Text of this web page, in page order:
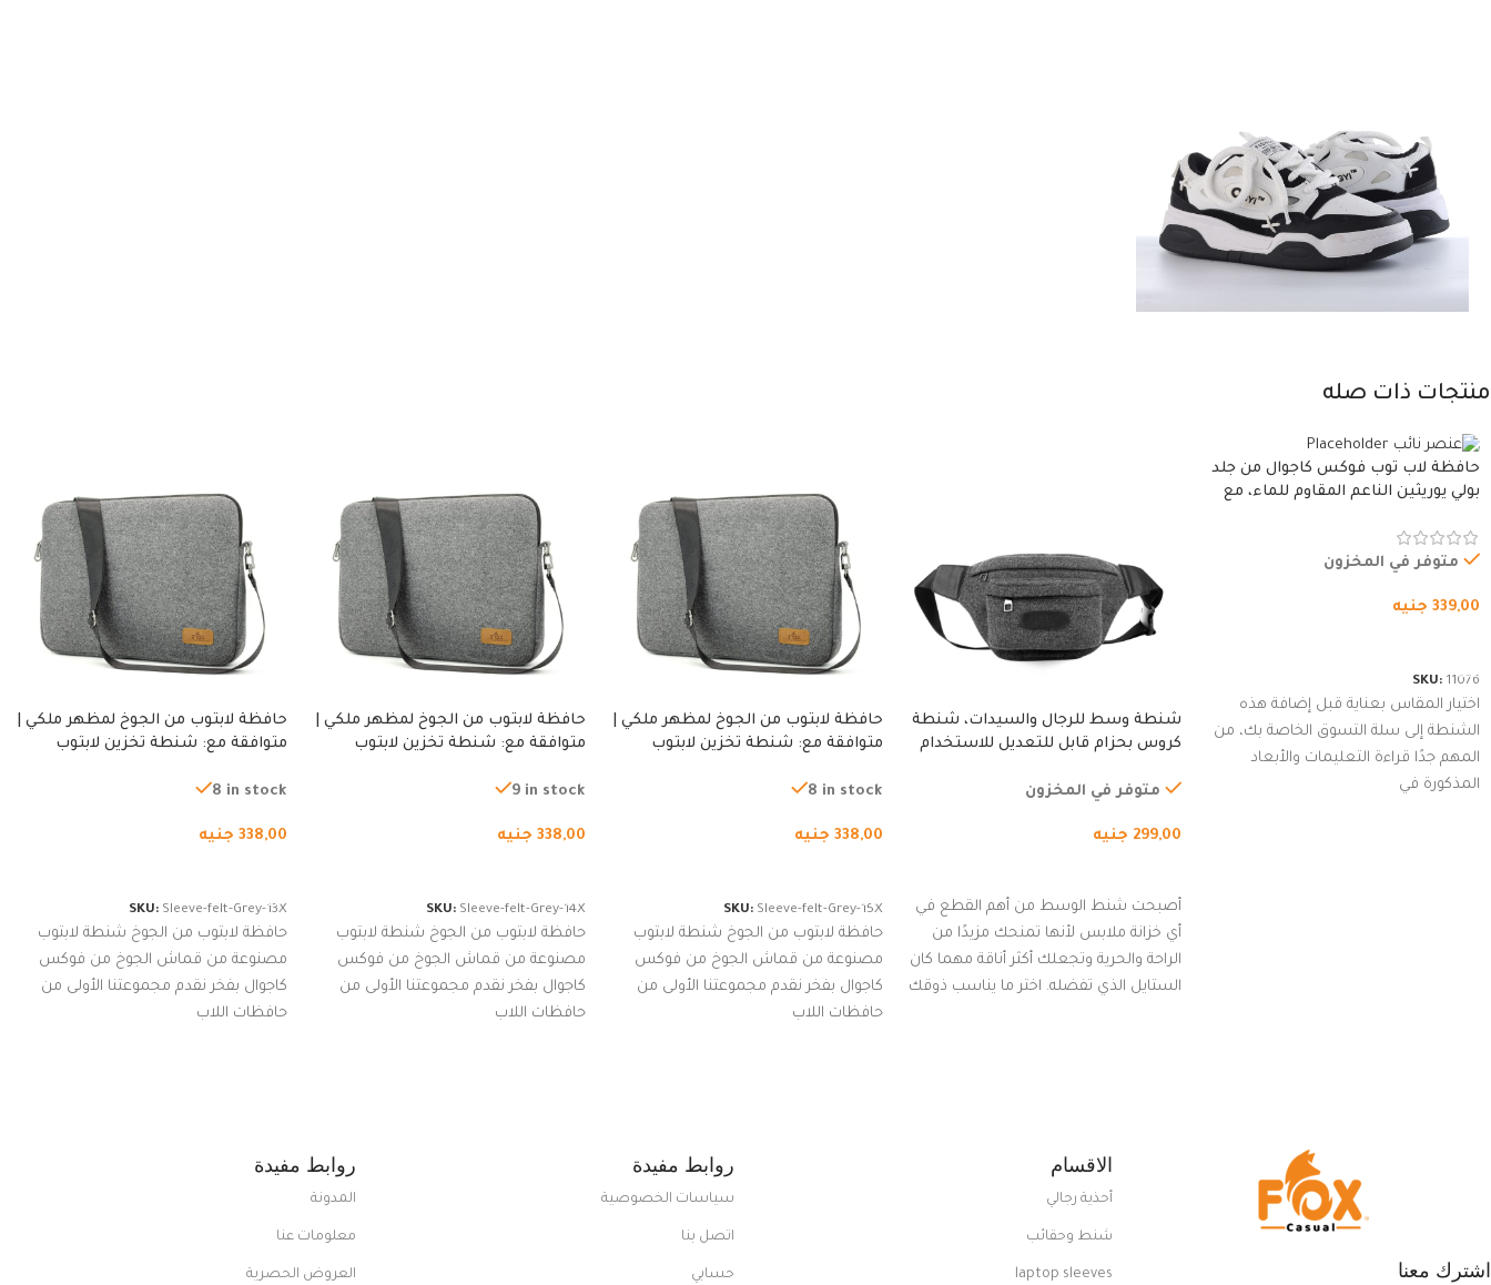
منتجات ذات صله
حافظة لاب توب فوكس كاجوال من جلد
بولي يوريثين الناعم المقاوم للماء، مع
متوفر في المخزون
339,00 جنيه
SKU: 11076
اختيار المقاس بعناية قبل إضافة هذه
الشنطة إلى سلة التسوق الخاصة بك، من
المهم جدًا قراءة التعليمات والأبعاد
المذكورة في
شنطة وسط للرجال والسيدات، شنطة
كروس بحزام قابل للتعديل للاستخدام
المشي لمسافات طويلة، وركوب
متوفر في المخزون
299,00 جنيه
أصبحت شنط الوسط من أهم القطع في
أي خزانة ملابس لأنها تمنحك مزيدًا من
الراحة والحرية وتجعلك أكثر أناقة مهما كان
الستايل الذي تفضله. اختر ما يناسب ذوقك
حافظة لابتوب من الجوخ لمظهر ملكي |
متوافقة مع: شنطة تخزين لابتوب
من الجوخ لجهاز نوت بوك والتابلت،
8 in stock
338,00 جنيه
SKU: Sleeve-felt-Grey-15X
حافظة لابتوب من الجوخ شنطة لابتوب
مصنوعة من قماش الجوخ من فوكس
كاجوال بفخر نقدم مجموعتنا الأولى من
حافظات اللاب
حافظة لابتوب من الجوخ لمظهر ملكي |
متوافقة مع: شنطة تخزين لابتوب
من الجوخ لجهاز نوت بوك والتابلت،
9 in stock
338,00 جنيه
SKU: Sleeve-felt-Grey-14X
حافظة لابتوب من الجوخ شنطة لابتوب
مصنوعة من قماش الجوخ من فوكس
كاجوال بفخر نقدم مجموعتنا الأولى من
حافظات اللاب
حافظة لابتوب من الجوخ لمظهر ملكي |
متوافقة مع: شنطة تخزين لابتوب
من الجوخ لجهاز نوت بوك والتابلت،
8 in stock
338,00 جنيه
SKU: Sleeve-felt-Grey-13X
حافظة لابتوب من الجوخ شنطة لابتوب
مصنوعة من قماش الجوخ من فوكس
كاجوال بفخر نقدم مجموعتنا الأولى من
حافظات اللاب
اشترك معنا
الاقسام
أحذية رجالي
شنط وحقائب
laptop sleeves
روابط مفيدة
سياسات الخصوصية
اتصل بنا
حسابي
روابط مفيدة
المدونة
معلومات عنا
العروض الحصرية